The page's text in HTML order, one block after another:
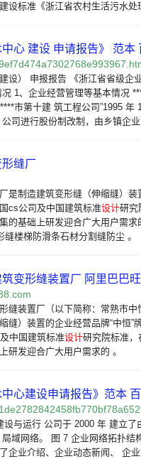
设标准《浙江省农村生活污水处
中心 建设 申请报告》 范本
设） 申报报告 《浙江省省级企
1、企业经营管理等基本情况
市第十建 筑工程公司”1995 年
司进行股份制改制，由乡镇企业
缝厂
是制造建筑变形缝（伸缩缝）装
cs公司及中国建筑标准设计研究
的基础上研发迎合广大用户需
楼梯防滑条石材分割缝防尘 。
变形缝装置厂 阿里巴巴
缝装置厂（以下简称：常熟市中
缝）装置的企业经营品牌“中恒”
中国建筑标准设计研究院标准，
研发迎合广大用户需求的 。
中心建设申请报告》范本
设与运行 公司于 2000 年 建立了
域网络。 图 7 企业网络拓扑结
企业介绍、企业动态新闻、 企